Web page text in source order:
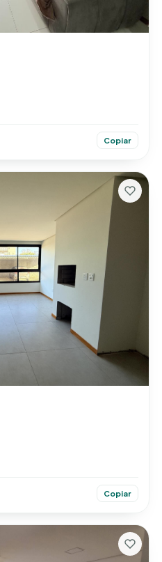
Copiar
Copiar